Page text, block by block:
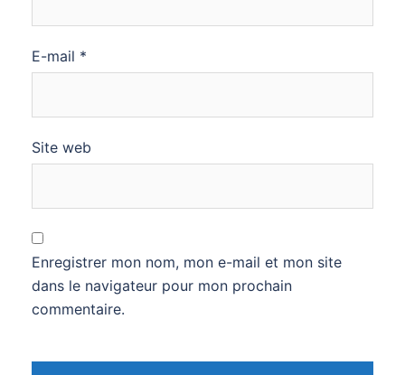
E-mail *
Site web
Enregistrer mon nom, mon e-mail et mon site
dans le navigateur pour mon prochain
commentaire.